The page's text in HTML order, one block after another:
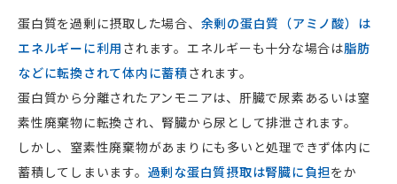
蛋白質を過剰に摂取した場合、 余剰の蛋白質（アミノ酸）は
エネルギーに利用 されます。エネルギーも十分な場合は脂肪
などに転換されて体内に蓄積されます。
蛋白質から分離されたアンモニアは、肝臓で尿素あるいは窒
素性廃棄物に転換され、腎臓から尿として排泄されます。
しかし、窒素性廃棄物があまりにも多いと処理できず体内に
蓄積してしまいます。 過剰な蛋白質摂取は腎臓に負担をか